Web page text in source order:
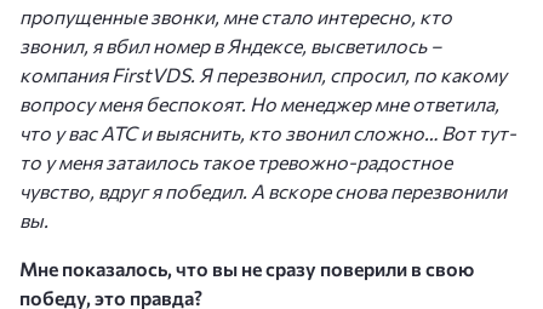
пропущенные звонки, мне стало интересно, кто
звонил, я вбил номер в Яндексе, высветилось –
компания FirstVDS. Я перезвонил, спросил, по какому
вопросу меня беспокоят. Но менеджер мне ответила,
что у вас АТС и выяснить, кто звонил сложно… Вот тут-
то у меня затаилось такое тревожно-радостное
чувство, вдруг я победил. А вскоре снова перезвонили
вы.
Мне показалось, что вы не сразу поверили в свою
победу, это правда?